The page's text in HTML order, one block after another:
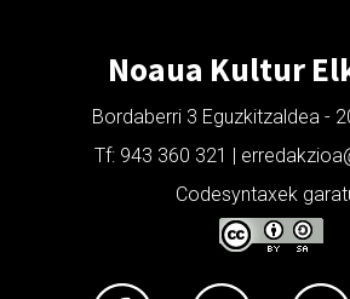
Noaua Kultur
Bordaberri 3 Eguzkitzaldea -
Tf: 943 360 321 |
Codesyntaxek